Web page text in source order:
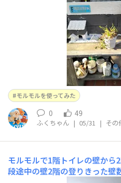
モルモルを使ってみた
0 49
ふくちゃん | 05/31 | その
モルモルで1階トイレの壁から
段途中の壁2階の登りきった壁